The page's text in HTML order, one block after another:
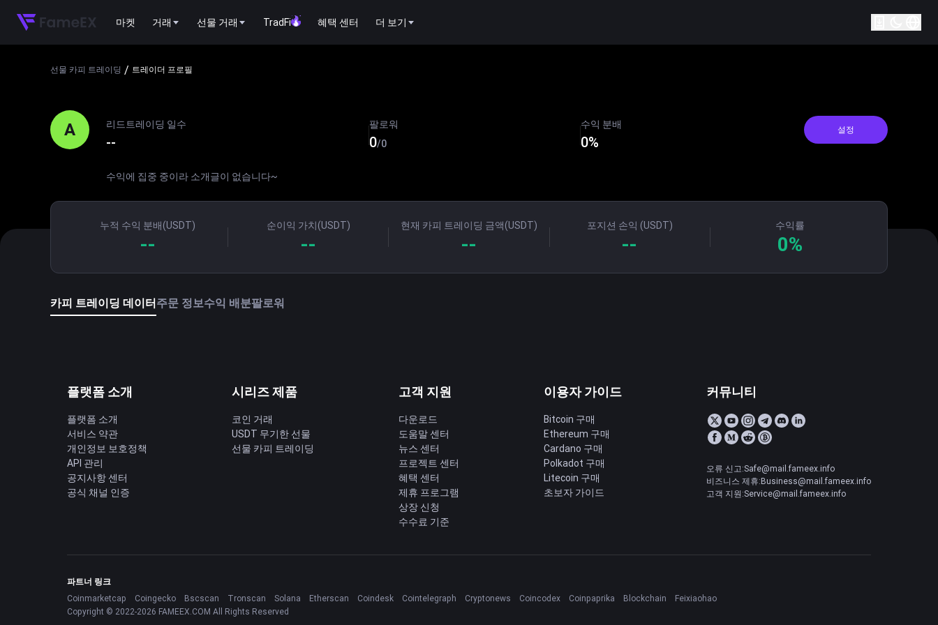
마켓 거래 선물 거래 TradFi 혜택 센터 더 보기
선물 카피 트레이딩 / 트레이더 프로필
A 리드트레이딩 일수
--
팔로워
0/0
수익 분배
0%
설정
수익에 집중 중이라 소개글이 없습니다~
누적 수익 분배(USDT)
--
순이익 가치(USDT)
--
현재 카피 트레이딩 금액(USDT)
--
포지션 손익 (USDT)
--
수익률
0%
카피 트레이딩 데이터주문 정보수익 배분팔로워
플랫폼 소개
플랫폼 소개
서비스 약관
개인정보 보호정책
API 관리
공지사항 센터
공식 채널 인증
시리즈 제품
코인 거래
USDT 무기한 선물
선물 카피 트레이딩
고객 지원
다운로드
도움말 센터
뉴스 센터
프로젝트 센터
혜택 센터
제휴 프로그램
상장 신청
수수료 기준
이용자 가이드
Bitcoin 구매
Ethereum 구매
Cardano 구매
Polkadot 구매
Litecoin 구매
초보자 가이드
커뮤니티
오류 신고:Safe@mail.fameex.info
비즈니스 제휴:Business@mail.fameex.info
고객 지원:Service@mail.fameex.info
파트너 링크
Coinmarketcap
Coingecko Bscscan Tronscan Solana Etherscan Coindesk Cointelegraph Cryptonews Coincodex Coinpaprika Blockchain
Feixiaohao
Copyright © 2022-2026 FAMEEX.COM All Rights Reserved